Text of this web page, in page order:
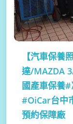
【汽車保養
達/MAZDA
國產車保養
#OiCar台中
預約保障廠